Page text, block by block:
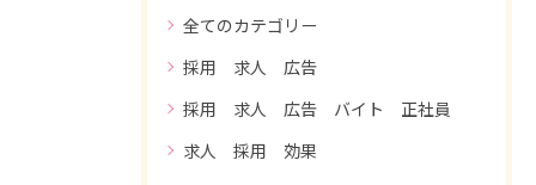
全てのカテゴリー
採用 求人 広告
採用 求人 広告 バイト 正社員
求人 採用 効果